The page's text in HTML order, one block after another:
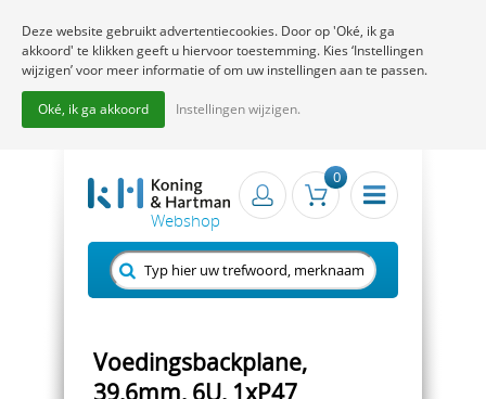
0
Voedingsbackplane,
Deze website gebruikt advertentiecookies. Door op 'Oké, ik ga
akkoord' te klikken geeft u hiervoor toestemming. Kies ‘Instellingen
wijzigen’ voor meer informatie of om uw instellingen aan te passen.
Oké, ik ga akkoord Instellingen wijzigen.